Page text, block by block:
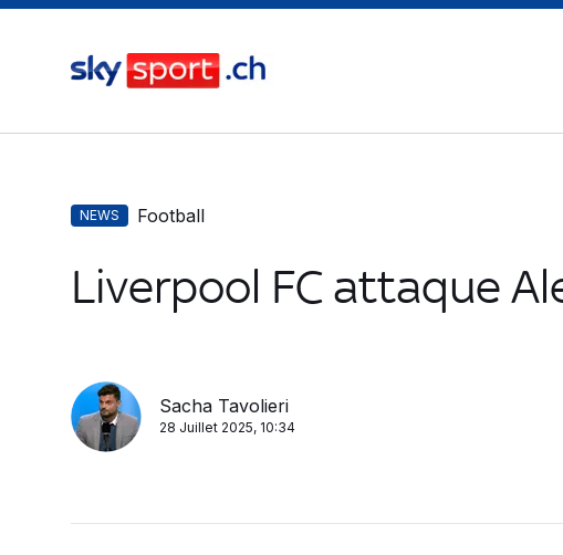
NEWS Football
Liverpool FC attaque
Sacha Tavolieri
28 Juillet 2025, 10:34